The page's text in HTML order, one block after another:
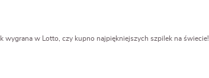
wygrana w Lotto, czy kupno najpiękniejszych szpilek na świecie!